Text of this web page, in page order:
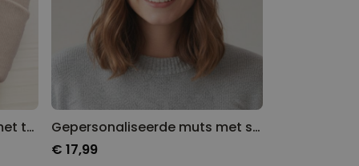
Gepersonaliseerde muts met tekst
Gepersonaliseerde muts met symbool en tekst
€ 17,99